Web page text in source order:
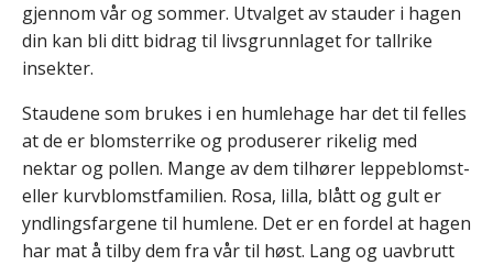
gjennom vår og sommer. Utvalget av stauder i hagen
din kan bli ditt bidrag til livsgrunnlaget for tallrike
insekter.
Staudene som brukes i en humlehage har det til felles
at de er blomsterrike og produserer rikelig med
nektar og pollen. Mange av dem tilhører leppeblomst-
eller kurvblomstfamilien. Rosa, lilla, blått og gult er
yndlingsfargene til humlene. Det er en fordel at hagen
har mat å tilby dem fra vår til høst. Lang og uavbrutt